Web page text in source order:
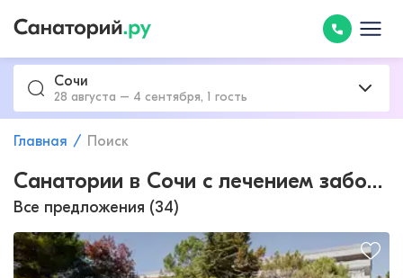
Сочи
28 августа – 4 сентября, 1 гость
Главная Поиск
Санатории в Сочи с лечением заболеваний кожи
Все предложения (34)